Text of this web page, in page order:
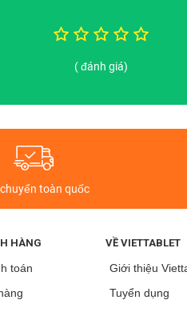
( đánh giá)
toàn quốc
HÀNG
toán
VỀ VIETTABLET
Giới thiệu
Tuyển dụng